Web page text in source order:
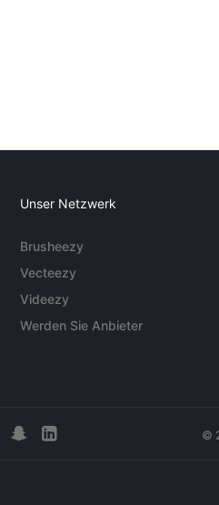
Unser Netzwerk
Brusheezy
Vecteezy
Videezy
Werden Sie Anbieter
©